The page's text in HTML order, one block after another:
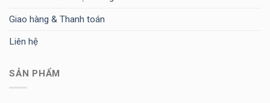
Giao hàng & Thanh toán
Liên hệ
SẢN PHẨM